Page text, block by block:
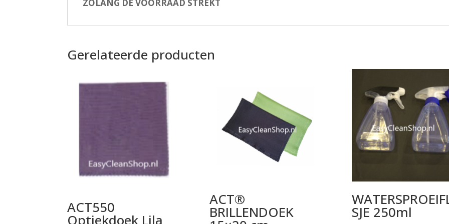
ZOLANG DE VOORRAAD STREKT
Gerelateerde producten
ACT550
Optiekdoek Lila
ACT®
BRILLENDOEK SJE 250ml